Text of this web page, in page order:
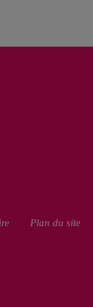
Plan du site